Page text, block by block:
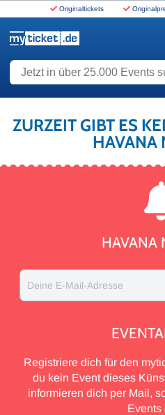
Originaltickets
Jetzt in über 25.000 Events suchen
ZURZEIT GIBT ES
HAVANA
HAVANA
Deine E-Mail-Adresse
Registriere dich für den
du kein Event dieses
informieren dich per Mail,
Events